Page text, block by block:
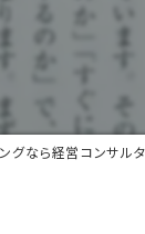
グなら経営コンサル